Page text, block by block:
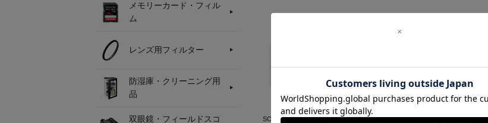
メモリーカード・フィル
ム
レンズ用フィルター
防湿庫・クリーニング用
品
双眼鏡・フィールドスコ
SONY Canon